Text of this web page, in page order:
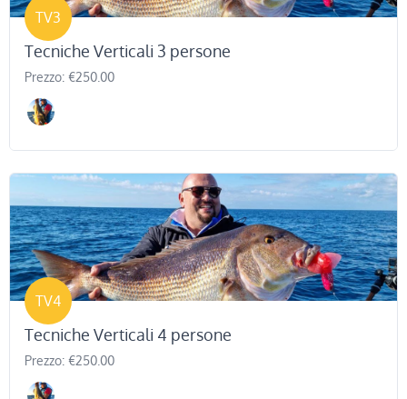
TV3
Tecniche Verticali 3 persone
Prezzo: €250.00
TV4
Tecniche Verticali 4 persone
Prezzo: €250.00